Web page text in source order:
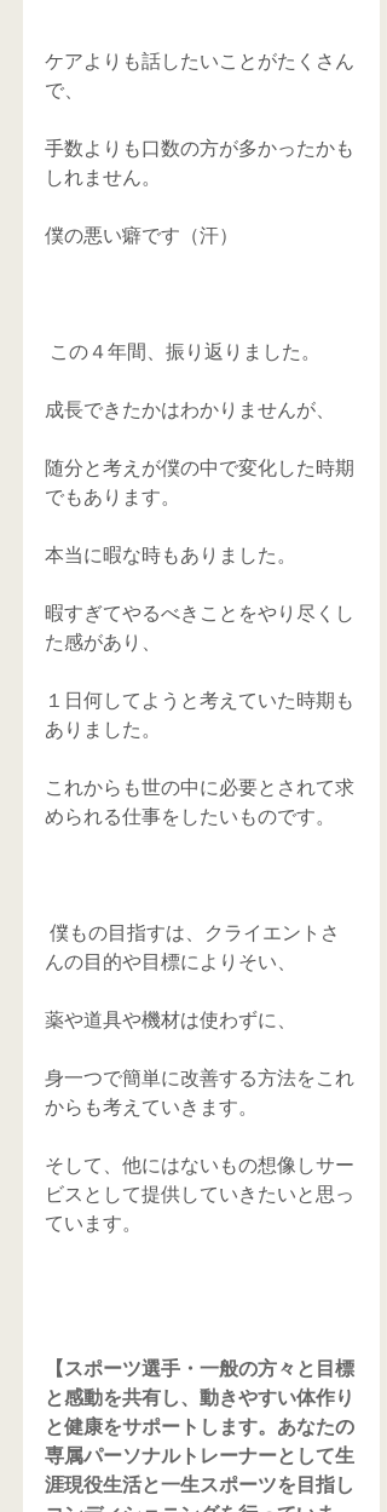
ケアよりも話したいことがたくさん
で、
手数よりも口数の方が多かったかも
しれません。
僕の悪い癖です（汗）
この４年間、振り返りました。
成長できたかはわかりませんが、
随分と考えが僕の中で変化した時期
でもあります。
本当に暇な時もありました。
暇すぎてやるべきことをやり尽くし
た感があり、
１日何してようと考えていた時期も
ありました。
これからも世の中に必要とされて求
められる仕事をしたいものです。
んの目的や目標によりそい、
薬や道具や機材は使わずに、
身一つで簡単に改善する方法をこれ
からも考えていきます。
そして、他にはないもの想像しサー
ビスとして提供していきたいと思っ
ています。
【スポーツ選手・一般の方々と目標
と感動を共有し、動きやすい体作り
と健康をサポートします。あなたの
専属パーソナルトレーナーとして生
涯現役生活と一生スポーツを目指し